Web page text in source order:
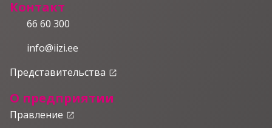
Контакт
66 60 300
info@iizi.ee
Представительства launch
О предприятии
Правление launch